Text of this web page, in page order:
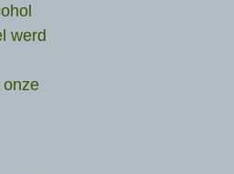
werd
onze